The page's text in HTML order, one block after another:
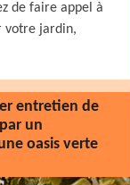
de faire appel à
votre jardin,
entretien de
un
oasis verte